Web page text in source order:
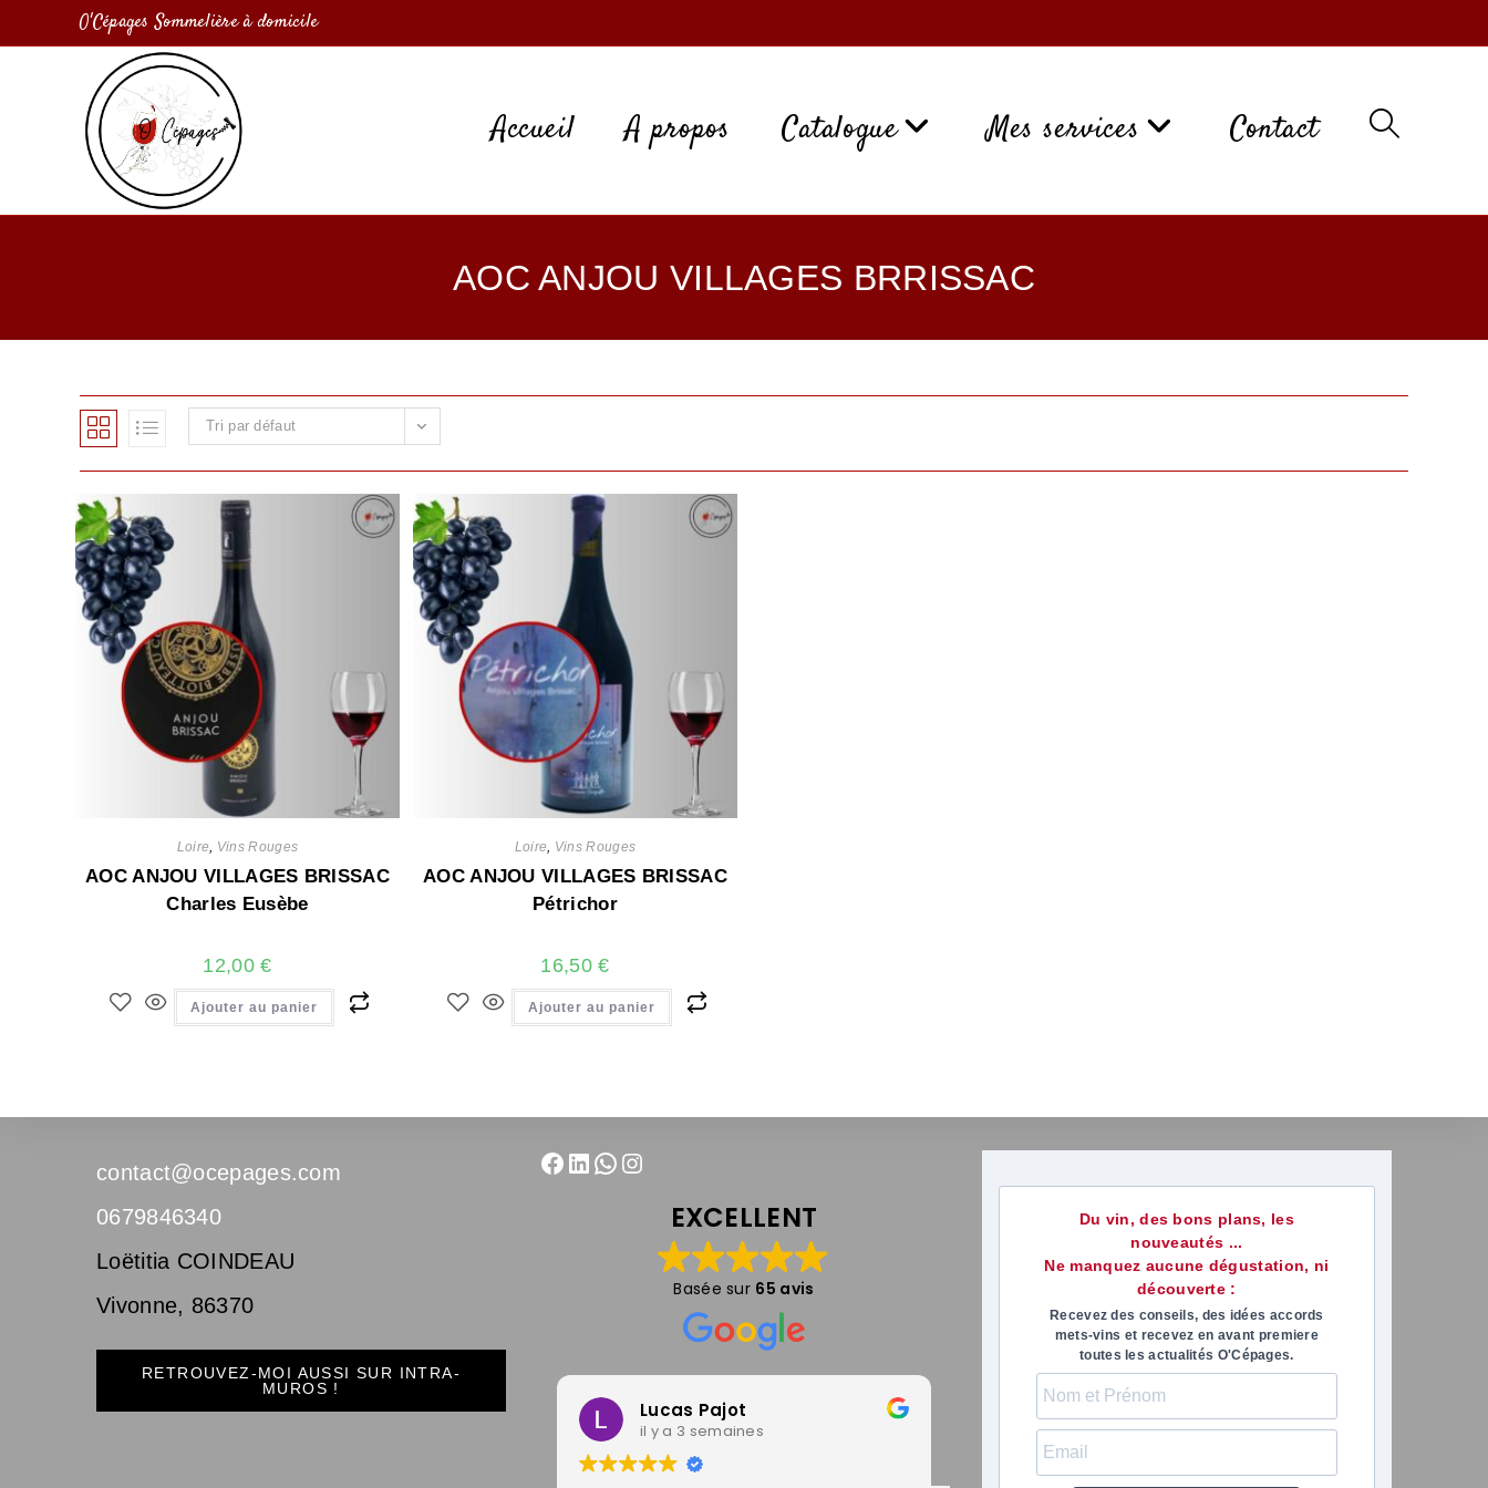
O'Cépages Sommelière à domicile
Accueil A propos Catalogue Mes services Contact
AOC ANJOU VILLAGES BRRISSAC
Tri par défaut
Loire Vins Rouges
AOC ANJOU VILLAGES BRISSAC
Charles Eusèbe
12,00€
Ajouter au panier
Loire Vins Rouges
AOC ANJOU VILLAGES BRISSAC
Pétrichor
16,50€
Ajouter au panier
contact@ocepages.com
0679846340
Loëtitia COINDEAU
Vivonne, 86370
RETROUVEZ-MOI AUSSI SUR INTRA-
MUROS !
EXCELLENT
Basée sur 65 avis
Lucas Pajot
il y a 3 semaines
marie-anne paris
il y a 1 mois
Du vin, des bons plans, les
nouveautés ...
Ne manquez aucune dégustation, ni
découverte :
Recevez des conseils, des idées accords
mets-vins et recevez en avant premiere
toutes les actualités O'Cépages.